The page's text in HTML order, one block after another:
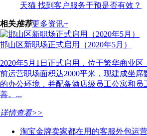
天猫 找到客户服务干预是否有效？
相关推荐更多资讯+
邯山区新职场正式启用（2020年5月）
2020年5月1日正式启用，位于繁华商业区
前运营职场面积达2000平米，现建成坐席
的办公环境，并配备酒店级员工公寓和员
善。...
详情查看>>
淘宝金牌卖家都在用的客服外包运